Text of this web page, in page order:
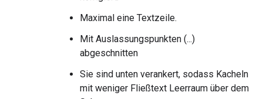
Maximal eine Textzeile.
Mit Auslassungspunkten (...)
abgeschnitten
Sie sind unten verankert, sodass Kacheln
mit weniger Fließtext Leerraum über dem